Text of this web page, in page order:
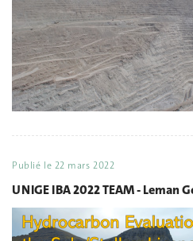
Publié le 22 mars 2022
UNIGE IBA 2022 TEAM - Leman